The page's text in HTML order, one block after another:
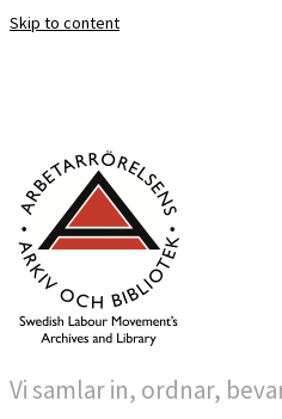
Skip to content
Vi samlar in, ordnar,